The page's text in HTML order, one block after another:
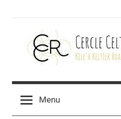
Cercle
celtique
Menu